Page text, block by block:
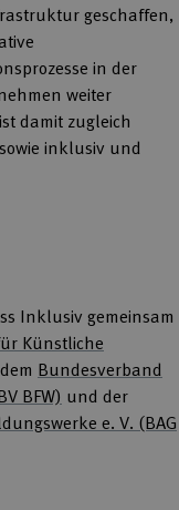
geschaffen,
in der
weiter
damit zugleich
inklusiv und
Inklusiv gemeinsam
Künstliche
Bundesverband
BFW) und der
e. V. (BAG